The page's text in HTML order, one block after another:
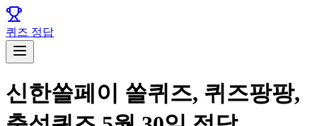
퀴즈 정답
신한쏠페이 쏠퀴즈, 퀴즈팡팡,